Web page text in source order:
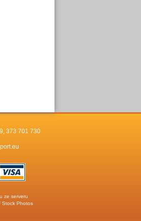
373 701 730
ze serveru
Stock Photos